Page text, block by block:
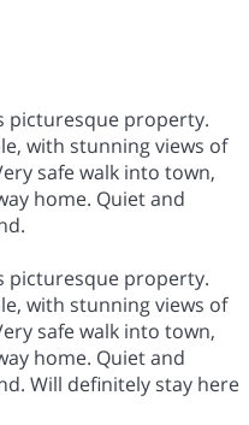
picturesque property.
with stunning views of
safe walk into town,
home. Quiet and
picturesque property.
with stunning views of
safe walk into town,
home. Quiet and
Will definitely stay here